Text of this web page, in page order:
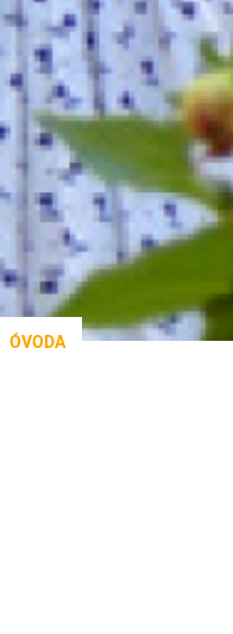
ÓVODA